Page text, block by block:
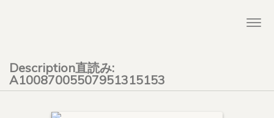
Description直読み:
A10087005507951315153